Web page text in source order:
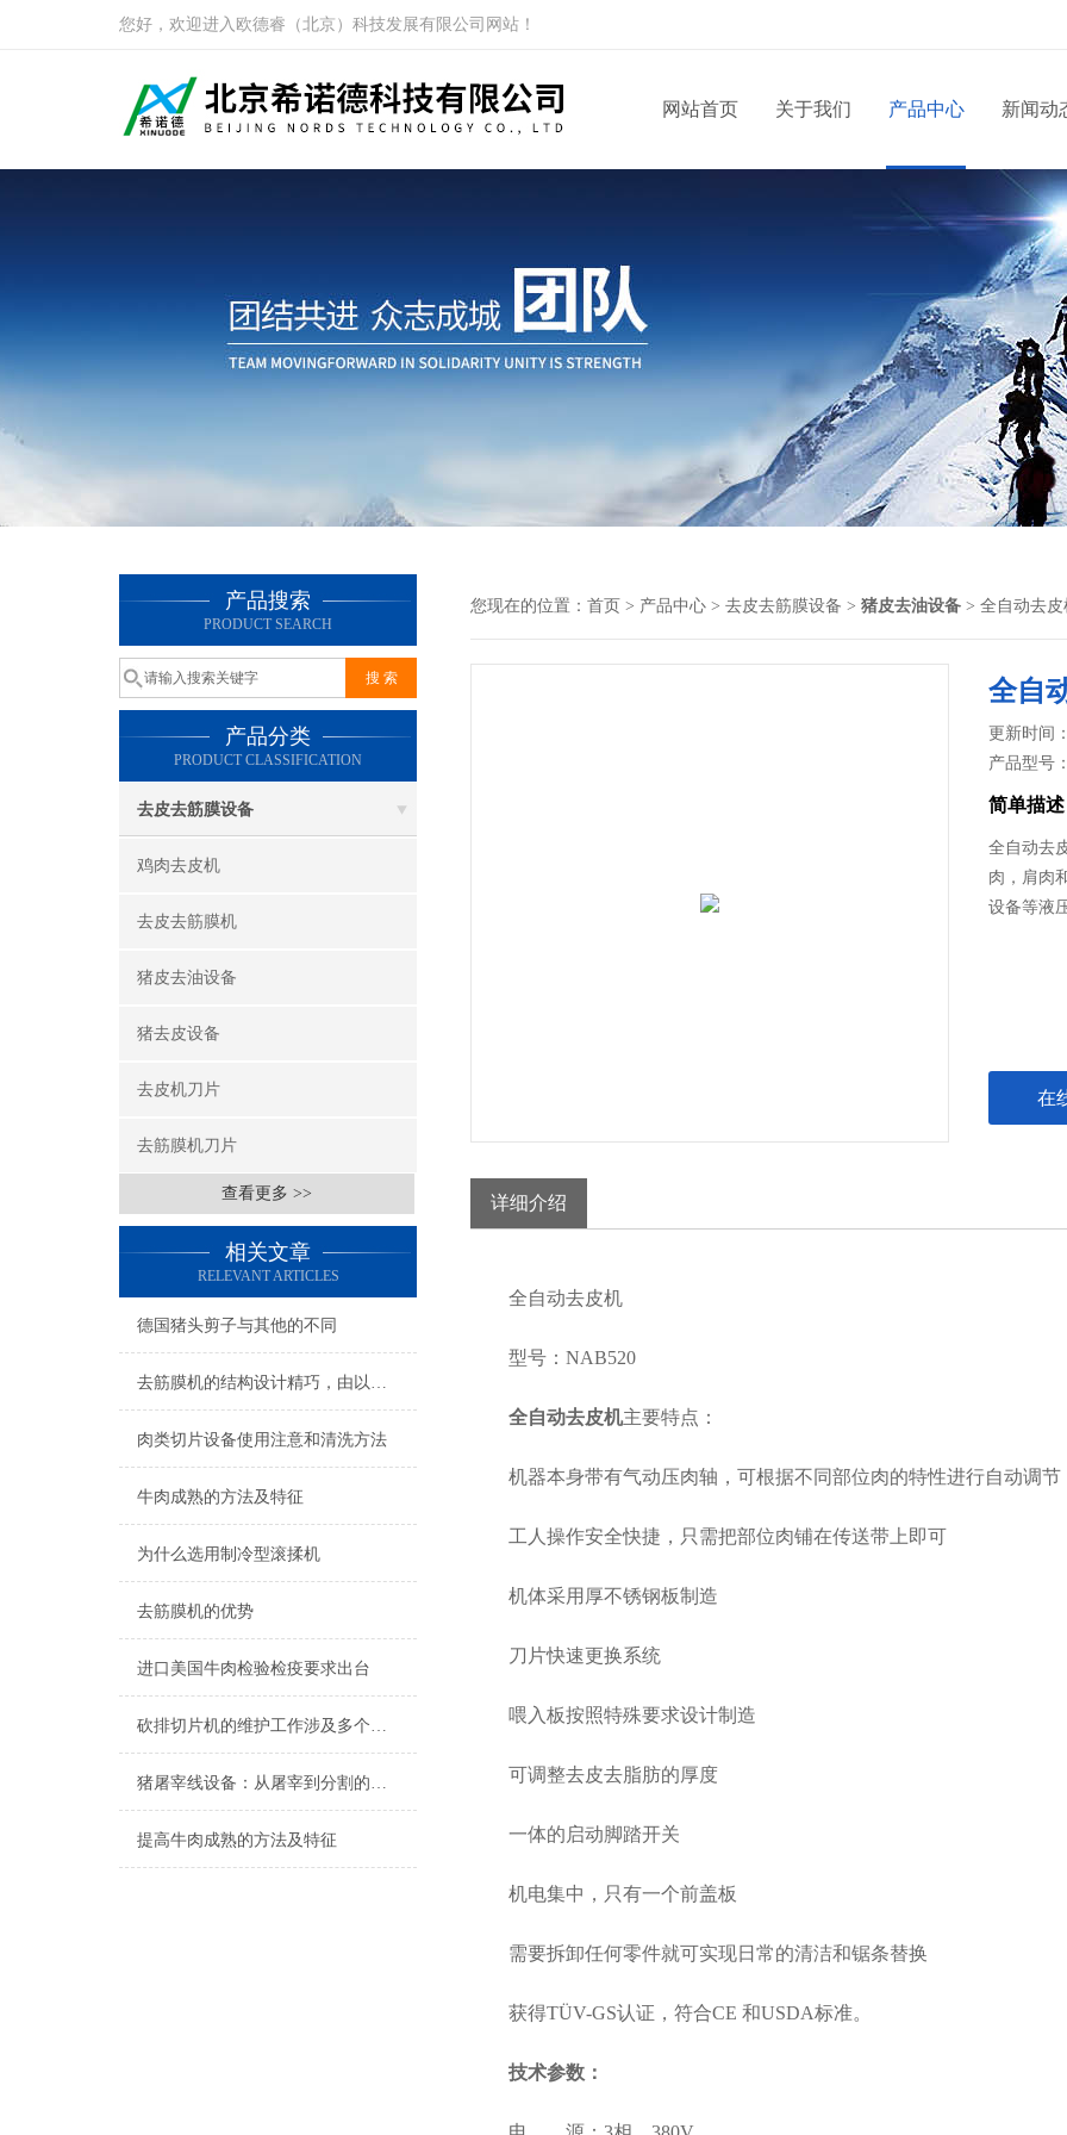
您好，欢迎进入欧德睿（北京）科技发展有限公司网站！
网站首页 关于我们 产品中心 新闻动
产品搜索
PRODUCT SEARCH
产品分类
PRODUCT CLASSIFICATION
去皮去筋膜设备
鸡肉去皮机
去皮去筋膜机
猪皮去油设备
猪去皮设备
去皮机刀片
去筋膜机刀片
查看更多 >>
相关文章
RELEVANT ARTICLES
德国猪头剪子与其他的不同
去筋膜机的结构设计精巧，由以下几个部分组成
肉类切片设备使用注意和清洗方法
牛肉成熟的方法及特征
为什么选用制冷型滚揉机
去筋膜机的优势
进口美国牛肉检验检疫要求出台
砍排切片机的维护工作涉及多个方面
猪屠宰线设备：从屠宰到分割的全流程解决方案
提高牛肉成熟的方法及特征
您现在的位置： 首页 > 产品中心 > 去皮去筋膜设备 > 猪皮去油设备 > 全自动去皮
全自
更新时间
产品型号
简单描述
全自动去
肉，肩肉
设备等液
在
详细介绍
全自动去皮机
型号：NAB520
全自动去皮机主要特点：
机器本身带有气动压肉轴，可根据不同部位肉的特性进行自动调节
工人操作安全快捷，只需把部位肉铺在传送带上即可
机体采用厚不锈钢板制造
刀片快速更换系统
喂入板按照特殊要求设计制造
可调整去皮去脂肪的厚度
一体的启动脚踏开关
机电集中，只有一个前盖板
需要拆卸任何零件就可实现日常的清洁和锯条替换
获得TÜV-GS认证，符合CE 和USDA标准。
技术参数：